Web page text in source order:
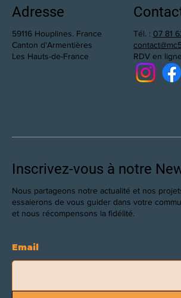
Adresse
59116 Houplines. France
Canton d'Armentières
Les Hauts-de-France
Tél. : 07 81
RDV en ligne
Inscrivez-vous à notre
Nous partageons notre actualité et nos
essaierons de vous guider dans votre
et nous récompensons la fidélité.
Email